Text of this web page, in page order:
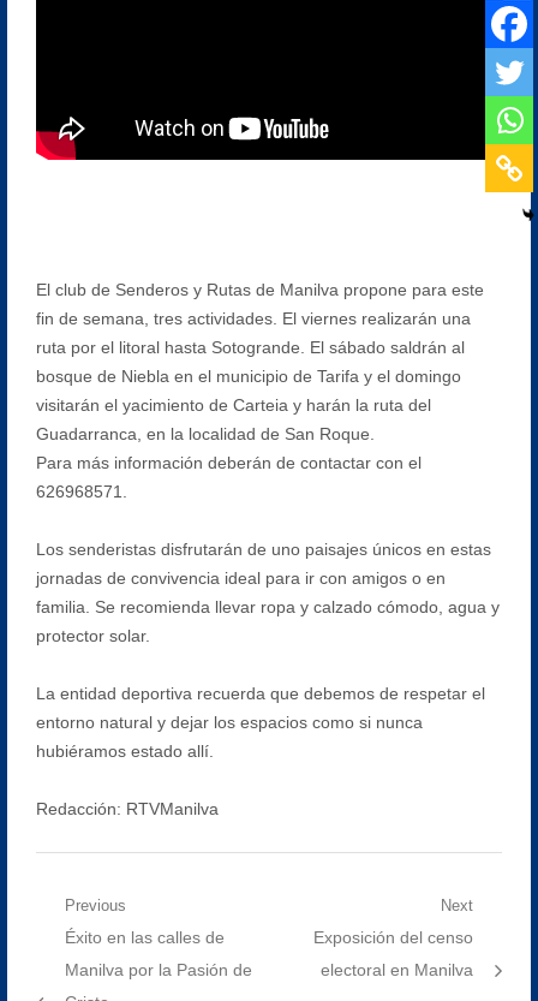
El club de Senderos y Rutas de Manilva propone para este
fin de semana, tres actividades. El viernes realizarán una
ruta por el litoral hasta Sotogrande. El sábado saldrán al
bosque de Niebla en el municipio de Tarifa y el domingo
visitarán el yacimiento de Carteia y harán la ruta del
Guadarranca, en la localidad de San Roque.
Para más información deberán de contactar con el
626968571.
Los senderistas disfrutarán de uno paisajes únicos en estas
jornadas de convivencia ideal para ir con amigos o en
familia. Se recomienda llevar ropa y calzado cómodo, agua y
protector solar.
La entidad deportiva recuerda que debemos de respetar el
entorno natural y dejar los espacios como si nunca
hubiéramos estado allí.
Redacción: RTVManilva
Navegación
Previous
Previous
post:
Éxito en las calles de
Manilva por la Pasión de
Next
Next
post:
Exposición del censo
electoral en Manilva